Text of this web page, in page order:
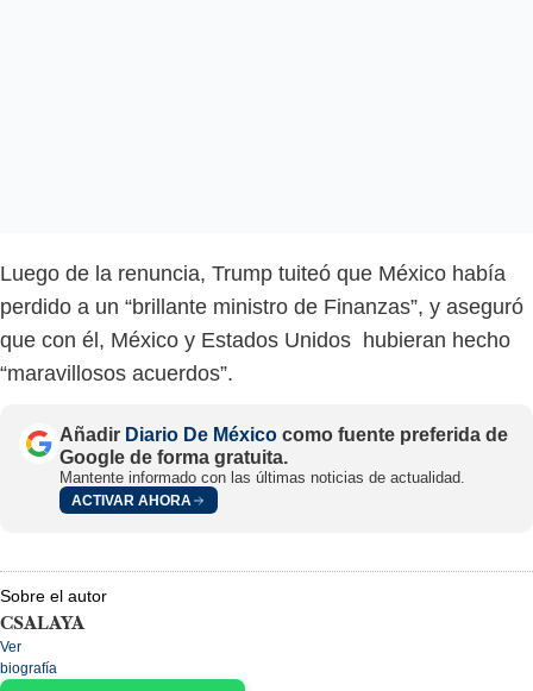
Luego de la renuncia, Trump tuiteó que México había
perdido a un “brillante ministro de Finanzas”, y aseguró
que con él, México y Estados Unidos hubieran hecho
“maravillosos acuerdos”.
Añadir Diario De México como fuente preferida de
Google de forma gratuita.
Mantente informado con las últimas noticias de actualidad.
ACTIVAR AHORA
Sobre el autor
CSALAYA
Ver
biografía